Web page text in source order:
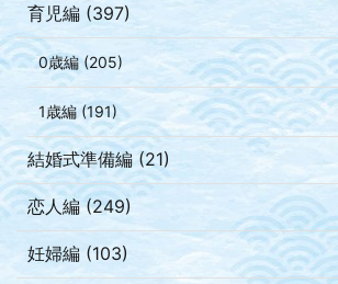
育児編 (397)
0歳編 (205)
1歳編 (191)
結婚式準備編 (21)
恋人編 (249)
妊婦編 (103)